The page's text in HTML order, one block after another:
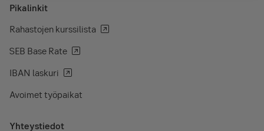
Pikalinkit
Rahastojen kurssilista
SEB Base Rate
IBAN laskuri
Avoimet työpaikat
Yhteystiedot